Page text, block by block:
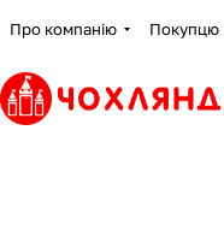
Про компанію Покупцю